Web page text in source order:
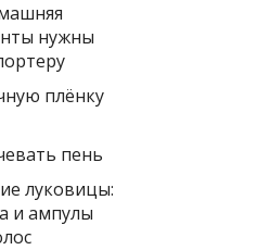
нужны
плёнку
пень
луковицы:
и ампулы